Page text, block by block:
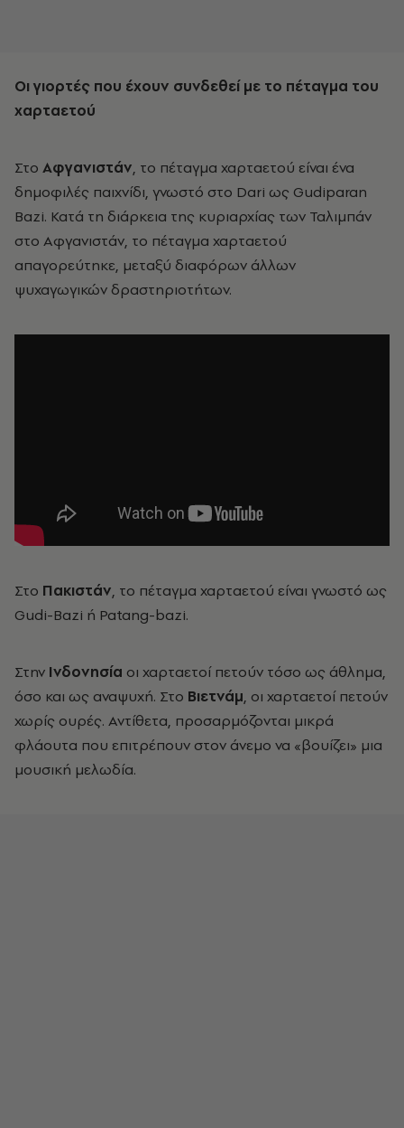
Οι γιορτές που έχουν συνδεθεί με το πέταγμα του
χαρταετού
Στο Αφγανιστάν, το πέταγμα χαρταετού είναι ένα
δημοφιλές παιχνίδι, γνωστό στο Dari ως Gudiparan
Bazi. Κατά τη διάρκεια της κυριαρχίας των Ταλιμπάν
στο Αφγανιστάν, το πέταγμα χαρταετού
απαγορεύτηκε, μεταξύ διαφόρων άλλων
ψυχαγωγικών δραστηριοτήτων.
Στο Πακιστάν, το πέταγμα χαρταετού είναι γνωστό ως
Gudi-Bazi ή Patang-bazi.
Στην Ινδονησία οι χαρταετοί πετούν τόσο ως άθλημα,
όσο και ως αναψυχή. Στο Βιετνάμ, οι χαρταετοί πετούν
χωρίς ουρές. Αντίθετα, προσαρμόζονται μικρά
φλάουτα που επιτρέπουν στον άνεμο να «βουίζει» μια
μουσική μελωδία.